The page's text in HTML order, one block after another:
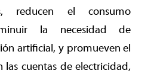
reducen el consumo
la necesidad de
artificial, y promueven el
las cuentas de electricidad,